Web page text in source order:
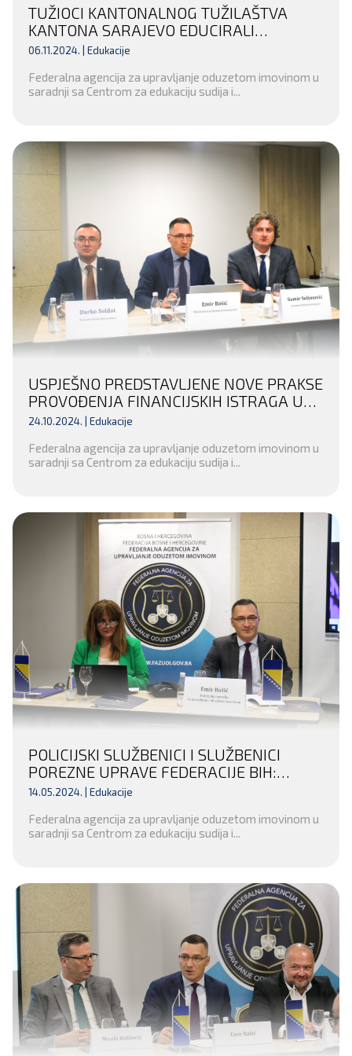
TUŽIOCI KANTONALNOG TUŽILAŠTVA
KANTONA SARAJEVO EDUCIRALI
POLICIJSKE SLUŽBENIKE
06.11.2024. | Edukacije
Federalna agencija za upravljanje oduzetom imovinom u
saradnji sa Centrom za edukaciju sudija i...
USPJEŠNO PREDSTAVLJENE NOVE PRAKSE
PROVOĐENJA FINANCIJSKIH ISTRAGA U
KANTONALNOM TUŽILAŠTVU KANTONA
24.10.2024. | Edukacije
Federalna agencija za upravljanje oduzetom imovinom u
saradnji sa Centrom za edukaciju sudija i...
POLICIJSKI SLUŽBENICI I SLUŽBENICI
POREZNE UPRAVE FEDERACIJE BIH:
ZAJEDNO U BORBI PROTIV
KORUPCIJE
14.05.2024. | Edukacije
Federalna agencija za upravljanje oduzetom imovinom u
saradnji sa Centrom za edukaciju sudija i...